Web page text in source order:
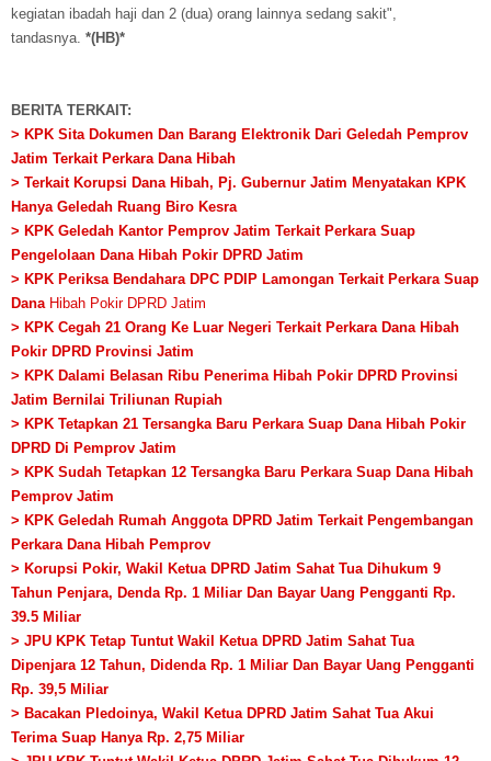
kegiatan ibadah haji dan 2 (dua) orang lainnya sedang sakit",
tandasnya. *(HB)*
BERITA TERKAIT:
> KPK Sita Dokumen Dan Barang Elektronik Dari Geledah Pemprov
Jatim Terkait Perkara Dana Hibah
> Terkait Korupsi Dana Hibah, Pj. Gubernur Jatim Menyatakan KPK
Hanya Geledah Ruang Biro Kesra
> KPK Geledah Kantor Pemprov Jatim Terkait Perkara Suap
Pengelolaan Dana Hibah Pokir DPRD Jatim
> KPK Periksa Bendahara DPC PDIP Lamongan Terkait Perkara Suap
DanaHibah Pokir DPRD Jatim
> KPK Cegah 21 Orang Ke Luar Negeri Terkait Perkara Dana Hibah
Pokir DPRD Provinsi Jatim
> KPK Dalami Belasan Ribu Penerima Hibah Pokir DPRD Provinsi
Jatim Bernilai Triliunan Rupiah
> KPK Tetapkan 21 Tersangka Baru Perkara Suap Dana Hibah Pokir
DPRD Di Pemprov Jatim
> KPK Sudah Tetapkan 12 Tersangka Baru Perkara Suap Dana Hibah
Pemprov Jatim
> KPK Geledah Rumah Anggota DPRD Jatim Terkait Pengembangan
Perkara Dana Hibah Pemprov
> Korupsi Pokir, Wakil Ketua DPRD Jatim Sahat Tua Dihukum 9
Tahun Penjara, Denda Rp. 1 Miliar Dan Bayar Uang Pengganti Rp.
39.5 Miliar
> JPU KPK Tetap Tuntut Wakil Ketua DPRD Jatim Sahat Tua
Dipenjara 12 Tahun, Didenda Rp. 1 Miliar Dan Bayar Uang Pengganti
Rp. 39,5 Miliar
> Bacakan Pledoinya, Wakil Ketua DPRD Jatim Sahat Tua Akui
Terima Suap Hanya Rp. 2,75 Miliar